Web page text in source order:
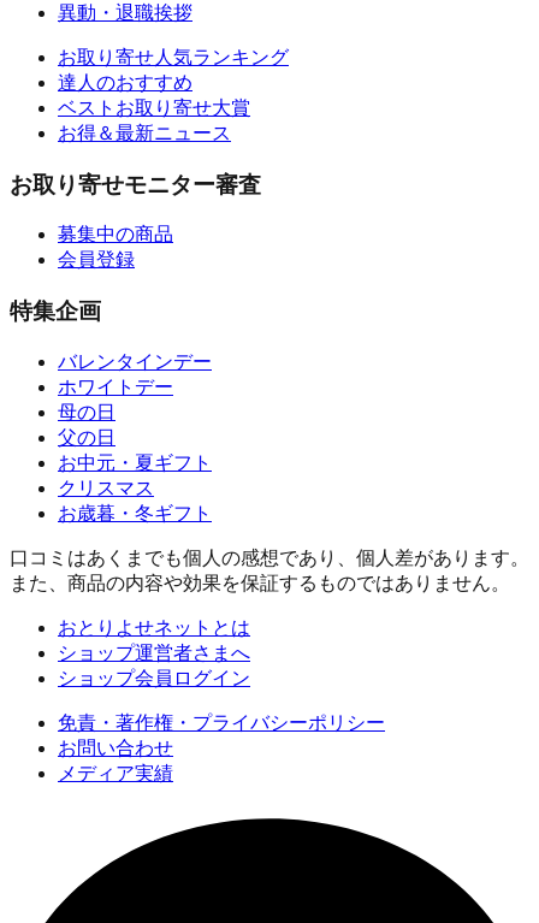
異動・退職挨拶
お取り寄せ人気ランキング
達人のおすすめ
ベストお取り寄せ大賞
お得＆最新ニュース
お取り寄せモニター審査
募集中の商品
会員登録
特集企画
バレンタインデー
ホワイトデー
母の日
父の日
お中元・夏ギフト
クリスマス
お歳暮・冬ギフト
口コミはあくまでも個人の感想であり、個人差があります。
また、商品の内容や効果を保証するものではありません。
おとりよせネットとは
ショップ運営者さまへ
ショップ会員ログイン
免責・著作権・プライバシーポリシー
お問い合わせ
メディア実績